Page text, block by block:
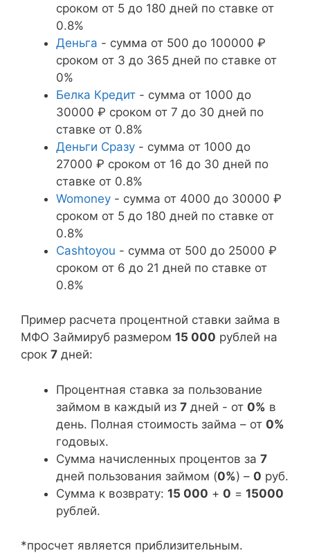
сроком от 5 до 180 дней по ставке от
0.8%
Деньга - сумма от 500 до 100000 ₽
сроком от 3 до 365 дней по ставке от
0%
Белка Кредит - сумма от 1000 до
30000 ₽ сроком от 7 до 30 дней по
ставке от 0.8%
Деньги Сразу - сумма от 1000 до
27000 ₽ сроком от 16 до 30 дней по
ставке от 0.8%
Womoney - сумма от 4000 до 30000 ₽
сроком от 5 до 180 дней по ставке от
0.8%
Cashtoyou - сумма от 500 до 25000 ₽
сроком от 6 до 21 дней по ставке от
0.8%
Пример расчета процентной ставки займа в
МФО Займируб размером 15 000 рублей на
срок 7 дней:
Процентная ставка за пользование
займом в каждый из 7 дней - от 0% в
день. Полная стоимость займа – от 0%
годовых.
Сумма начисленных процентов за 7
дней пользования займом (0%) – 0 руб.
Сумма к возврату: 15 000 + 0 = 15000
рублей.
*просчет является приблизительным.